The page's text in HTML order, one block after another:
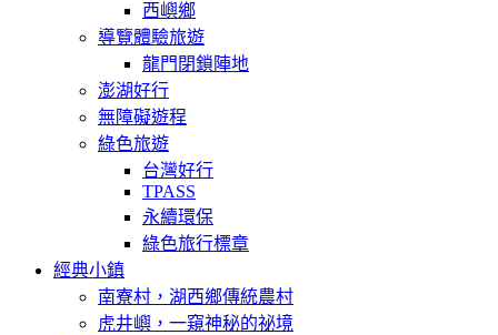
西嶼鄉
導覽體驗旅遊
龍門閉鎖陣地
澎湖好行
無障礙遊程
綠色旅遊
台灣好行
TPASS
永續環保
綠色旅行標章
經典小鎮
南寮村，湖西鄉傳統農村
虎井嶼，一窺神秘的祕境